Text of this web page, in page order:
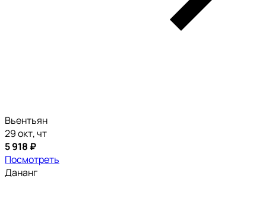
Вьентьян
29 окт, чт
5 918 ₽
Посмотреть
Дананг